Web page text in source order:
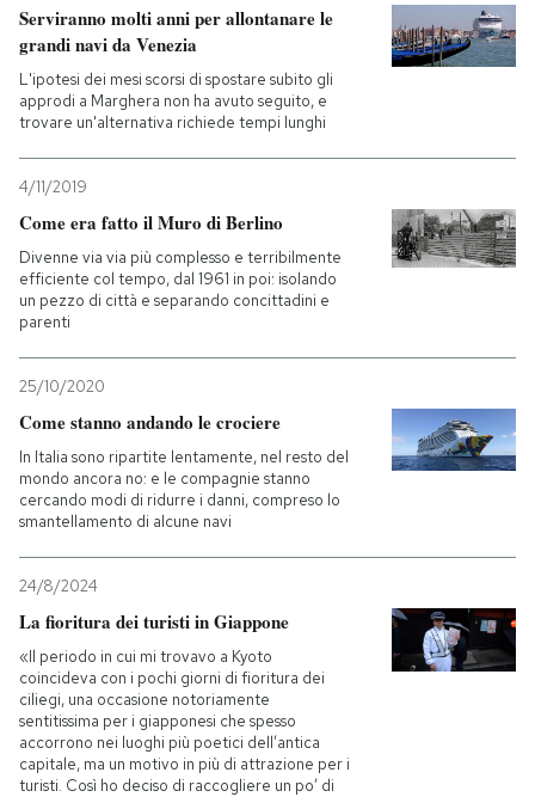
Serviranno molti anni per allontanare le
grandi navi da Venezia
L'ipotesi dei mesi scorsi di spostare subito gli
approdi a Marghera non ha avuto seguito, e
trovare un'alternativa richiede tempi lunghi
4/11/2019
Come era fatto il Muro di Berlino
Divenne via via più complesso e terribilmente
efficiente col tempo, dal 1961 in poi: isolando
un pezzo di città e separando concittadini e
parenti
25/10/2020
Come stanno andando le crociere
In Italia sono ripartite lentamente, nel resto del
mondo ancora no: e le compagnie stanno
cercando modi di ridurre i danni, compreso lo
smantellamento di alcune navi
24/8/2024
La fioritura dei turisti in Giappone
«Il periodo in cui mi trovavo a Kyoto
coincideva con i pochi giorni di fioritura dei
ciliegi, una occasione notoriamente
sentitissima per i giapponesi che spesso
accorrono nei luoghi più poetici dell’antica
capitale, ma un motivo in più di attrazione per i
turisti. Così ho deciso di raccogliere un po’ di